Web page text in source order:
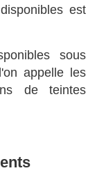
est
sous
appelle les
de teintes